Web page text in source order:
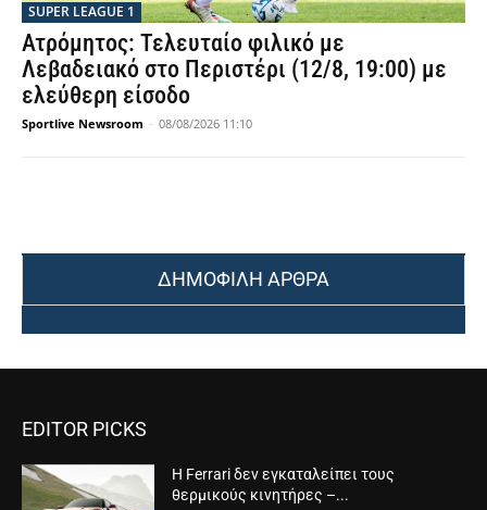
SUPER LEAGUE 1
Ατρόμητος: Τελευταίο φιλικό με
Λεβαδειακό στο Περιστέρι (12/8, 19:00) με
ελεύθερη είσοδο
Sportlive Newsroom - 08/08/2026 11:10
ΔΗΜΟΦΙΛΗ ΑΡΘΡΑ
EDITOR PICKS
Η Ferrari δεν εγκαταλείπει τους
θερμικούς κινητήρες –...